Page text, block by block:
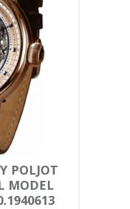
POLJOT
MODEL